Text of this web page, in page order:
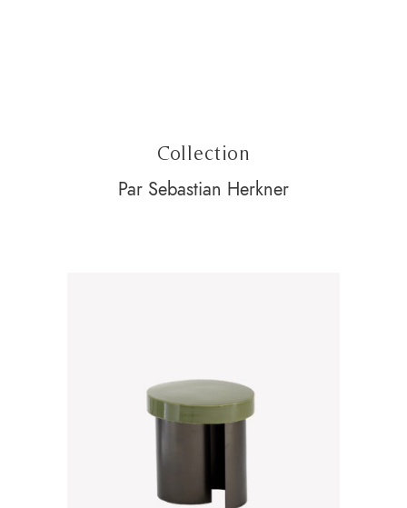
Collection
Par Sebastian Herkner